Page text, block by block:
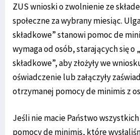
ZUS wnioski o zwolnienie ze
społeczne za wybrany miesiąc.
składkowe” stanowi pomoc de
wymaga od osób, starających się o
składkowe”, aby złożyły we
oświadczenie lub załączyły
otrzymanej pomocy de minimis z
Jeśli nie macie Państwo
pomocy de minimis, które